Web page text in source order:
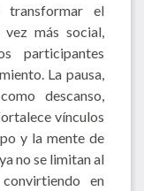
transformar el
más social,
participantes
La pausa,
descanso,
vínculos
y la mente de
no se limitan al
en